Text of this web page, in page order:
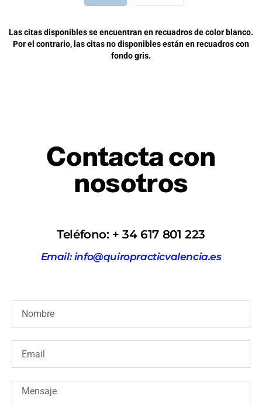
Las citas disponibles se encuentran en recuadros de color blanco.
Por el contrario, las citas no disponibles están en recuadros con
fondo gris.
Contacta con
nosotros
Teléfono: + 34 617 801 223
Email: info@quiropracticvalencia.es